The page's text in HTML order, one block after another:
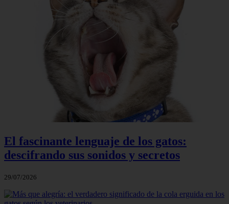
El fascinante lenguaje de los gatos:
descifrando sus sonidos y secretos
29/07/2026